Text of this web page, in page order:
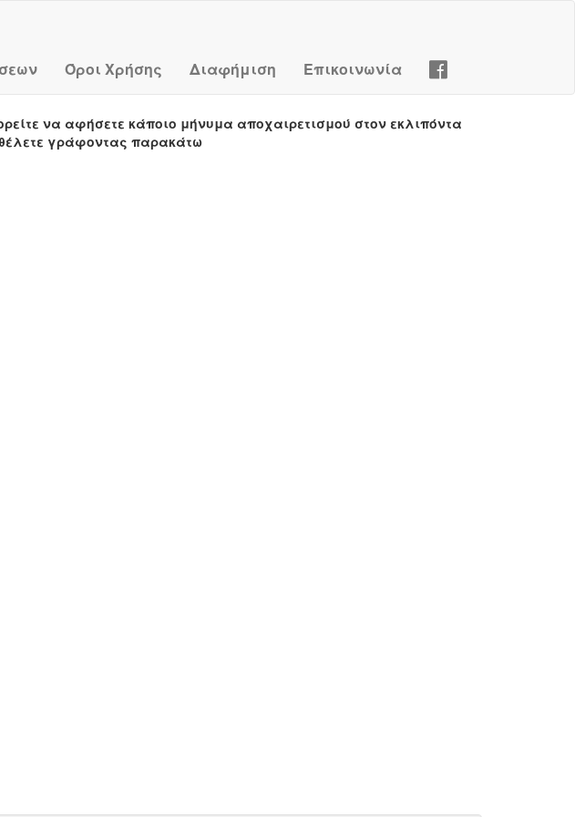
Όροι Χρήσης Διαφήμιση Επικοινωνία
να αφήσετε κάποιο μήνυμα αποχαιρετισμού στον εκλιπόντα
γράφοντας παρακάτω